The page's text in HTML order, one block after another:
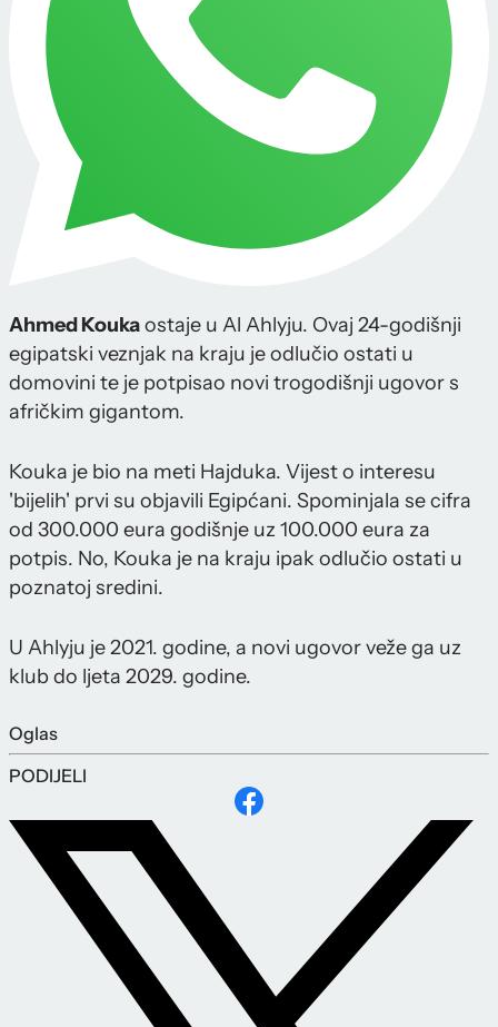
Ahmed Koukaostaje u Al Ahlyju. Ovaj 24-godišnji
egipatski veznjak na kraju je odlučio ostati u
domovini te je potpisao novi trogodišnji ugovor s
afričkim gigantom.
Kouka je bio na meti Hajduka. Vijest o interesu
'bijelih' prvi su objavili Egipćani. Spominjala se cifra
od 300.000 eura godišnje uz 100.000 eura za
potpis. No, Kouka je na kraju ipak odlučio ostati u
poznatoj sredini.
U Ahlyju je 2021. godine, a novi ugovor veže ga uz
klub do ljeta 2029. godine.
Oglas
PODIJELI